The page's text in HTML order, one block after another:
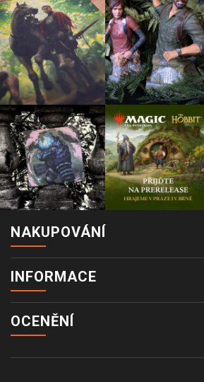
NAKUPOVÁNÍ
INFORMACE
OCENĚNÍ